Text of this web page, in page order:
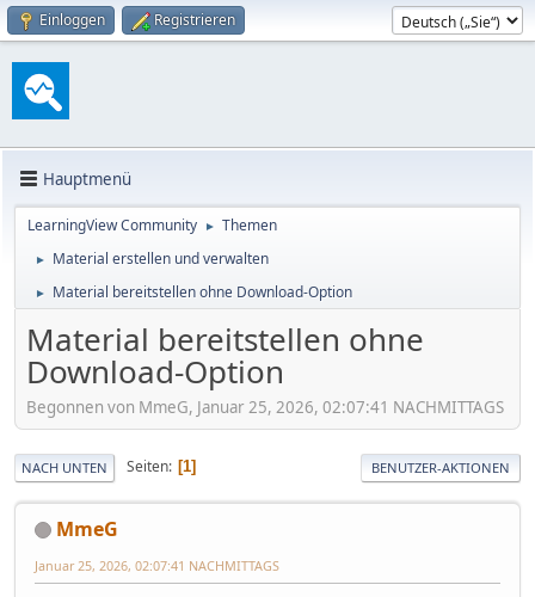
Einloggen Registrieren
Hauptmenü
LearningView Community ► Themen
► Material erstellen und verwalten
► Material bereitstellen ohne Download-Option
Material bereitstellen ohne
Download-Option
Begonnen von MmeG, Januar 25, 2026, 02:07:41 NACHMITTAGS
NACH UNTEN Seiten 1 BENUTZER-AKTIONEN
MmeG
Januar 25, 2026, 02:07:41 NACHMITTAGS